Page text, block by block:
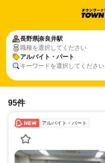
長野県奈良井駅
職種を選択してください
アルバイト・パート
キーワードを選択してください
95件
アルバイト・パート